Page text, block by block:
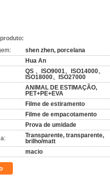
shen zhen, porcelana
Hua An
QS 、ISO9001、ISO14000、
ISO18000、ISO27000
ANIMAL DE ESTIMAÇÃO,
PET+PE+EVA
Filme de estiramento
Filme de empacotamento
Prova de umidade
Transparente, transparente,
brilho/matt
macio